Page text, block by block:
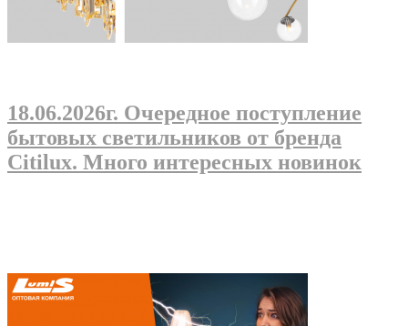
18.06.2026г. Очередное поступление
бытовых светильников от бренда
Citilux. Много интересных новинок